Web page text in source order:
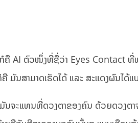
ຄື AI ຕົວໜຶ່ງທີ່ຊື່ວ່າ Eyes Contact
ມັນສາມາດເຮັດໄດ້ ແລະ ສະແດງຜົນໄ
ຈະແທນທີ່ດວງຕາຂອງຄົນ ດ້ວຍດວງຕາ